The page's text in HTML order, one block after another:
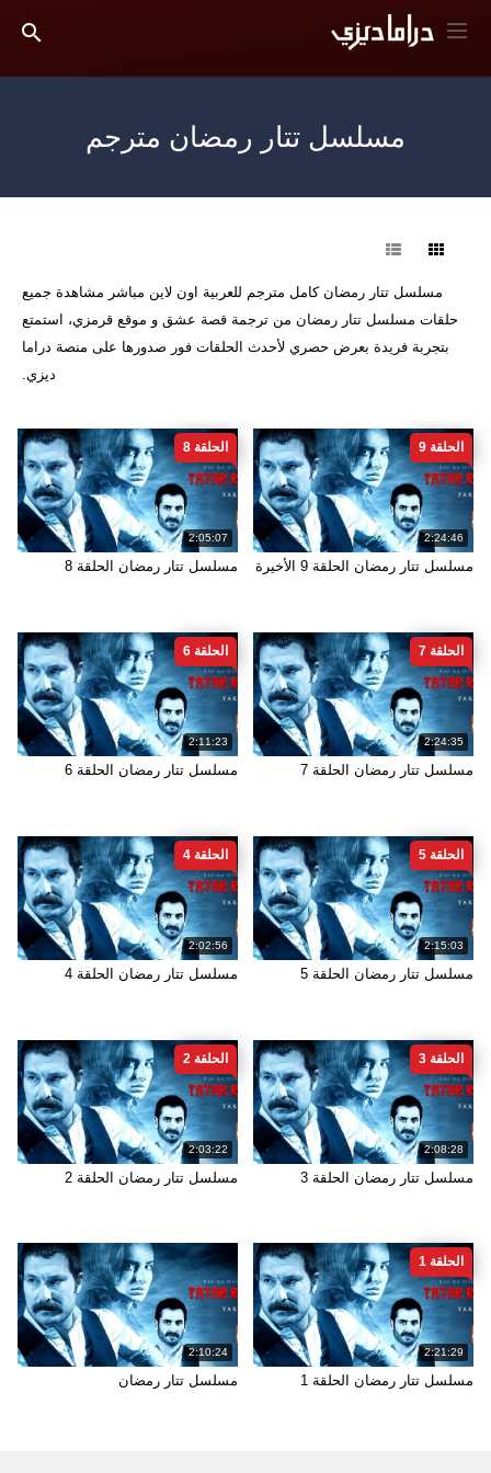
مسلسل تتار رمضان مترجم
مسلسل تتار رمضان كامل مترجم للعربية اون لاين مباشر مشاهدة جميع
حلقات مسلسل تتار رمضان من ترجمة قصة عشق و موقع قرمزي، استمتع
بتجربة فريدة بعرض حصري لأحدث الحلقات فور صدورها على منصة دراما
ديزي.
2:24:46
الحلقة 9
مسلسل تتار رمضان الحلقة 9 الأخيرة
2:05:07
الحلقة 8
مسلسل تتار رمضان الحلقة 8
2:24:35
الحلقة 7
مسلسل تتار رمضان الحلقة 7
2:11:23
الحلقة 6
مسلسل تتار رمضان الحلقة 6
2:15:03
الحلقة 5
مسلسل تتار رمضان الحلقة 5
2:02:56
الحلقة 4
مسلسل تتار رمضان الحلقة 4
2:08:28
الحلقة 3
مسلسل تتار رمضان الحلقة 3
2:03:22
الحلقة 2
مسلسل تتار رمضان الحلقة 2
2:21:29
الحلقة 1
مسلسل تتار رمضان الحلقة 1
2:10:24
مسلسل تتار رمضان